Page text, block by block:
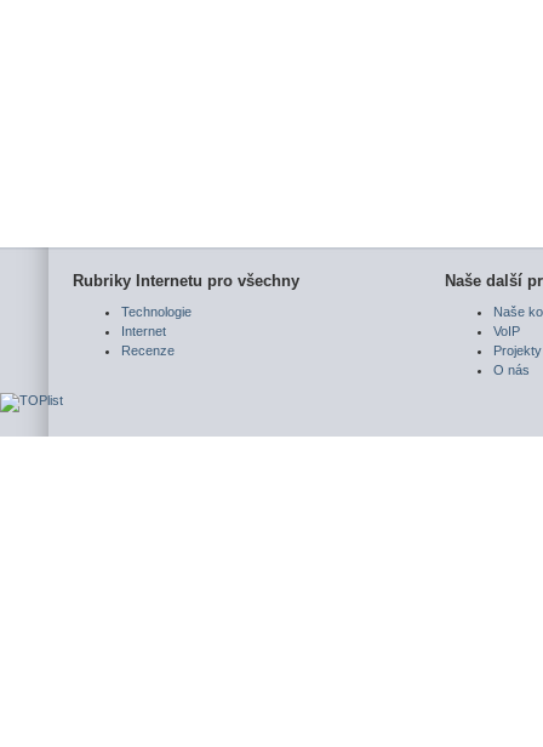
Rubriky Internetu pro všechny
Technologie
Internet
Recenze
Naše další
Naše
VoIP
Projekty
O nás